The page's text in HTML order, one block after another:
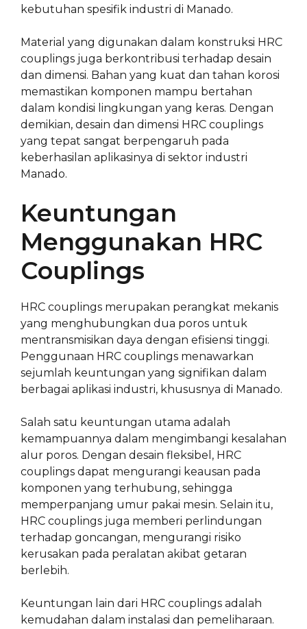
kebutuhan spesifik industri di Manado.
Material yang digunakan dalam konstruksi HRC
couplings juga berkontribusi terhadap desain
dan dimensi. Bahan yang kuat dan tahan korosi
memastikan komponen mampu bertahan
dalam kondisi lingkungan yang keras. Dengan
demikian, desain dan dimensi HRC couplings
yang tepat sangat berpengaruh pada
keberhasilan aplikasinya di sektor industri
Manado.
Keuntungan
Menggunakan HRC
Couplings
HRC couplings merupakan perangkat mekanis
yang menghubungkan dua poros untuk
mentransmisikan daya dengan efisiensi tinggi.
Penggunaan HRC couplings menawarkan
sejumlah keuntungan yang signifikan dalam
berbagai aplikasi industri, khususnya di Manado.
Salah satu keuntungan utama adalah
kemampuannya dalam mengimbangi kesalahan
alur poros. Dengan desain fleksibel, HRC
couplings dapat mengurangi keausan pada
komponen yang terhubung, sehingga
memperpanjang umur pakai mesin. Selain itu,
HRC couplings juga memberi perlindungan
terhadap goncangan, mengurangi risiko
kerusakan pada peralatan akibat getaran
berlebih.
Keuntungan lain dari HRC couplings adalah
kemudahan dalam instalasi dan pemeliharaan.